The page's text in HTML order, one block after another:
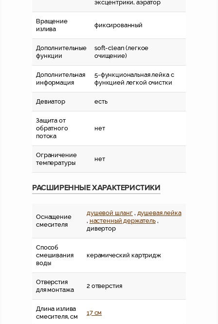
эксцентрики, аэратор
Вращение
излива
фиксированный
Дополнительные
функции
soft-clean (легкое
очищение)
Дополнительная
информация
5-функциональная лейка с
функцией легкой очистки
Девиатор есть
Защита от
обратного
потока
нет
Ограничение
температуры
нет
РАСШИРЕННЫЕ ХАРАКТЕРИСТИКИ
Оснащение
смесителя
душевой шланг , душевая лейка
, настенный держатель,
дивертор
Способ
смешивания
воды
керамический картридж
Отверстия
для монтажа
2 отверстия
Длина излива
смесителя, см
17 см